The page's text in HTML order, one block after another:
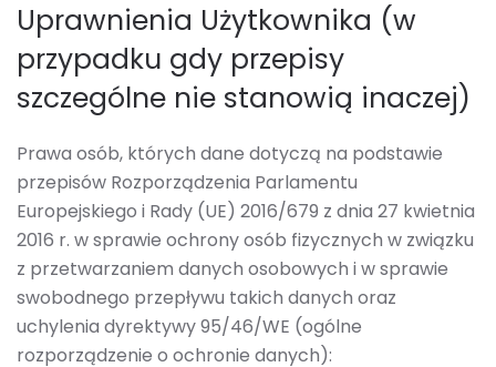
Uprawnienia Użytkownika (w
przypadku gdy przepisy
szczególne nie stanowią inaczej)
Prawa osób, których dane dotyczą na podstawie
przepisów Rozporządzenia Parlamentu
Europejskiego i Rady (UE) 2016/679 z dnia 27 kwietnia
2016 r. w sprawie ochrony osób fizycznych w związku
z przetwarzaniem danych osobowych i w sprawie
swobodnego przepływu takich danych oraz
uchylenia dyrektywy 95/46/WE (ogólne
rozporządzenie o ochronie danych):